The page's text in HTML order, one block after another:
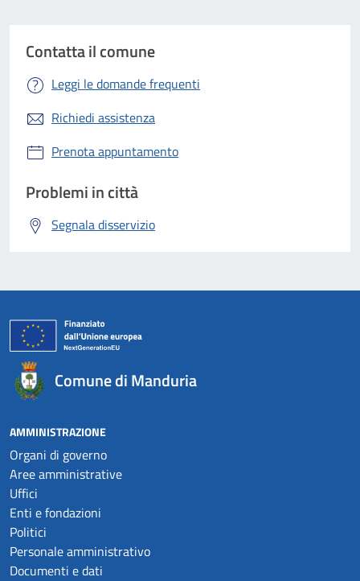
Contatta il comune
Leggi le domande frequenti
Richiedi assistenza
Prenota appuntamento
Problemi in città
Segnala disservizio
Comune di Manduria
AMMINISTRAZIONE
Organi di governo
Aree amministrative
Uffici
Enti e fondazioni
Politici
Personale amministrativo
Documenti e dati